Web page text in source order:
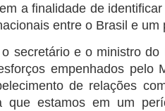
a finalidade de
entre o Brasil e um
secretário e o ministro
empenhados pelo
de relações
que estamos em um